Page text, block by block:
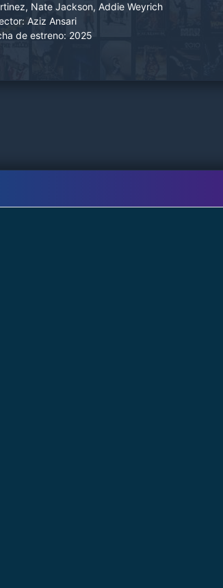
Nate Jackson, Addie Weyrich
Aziz Ansari
de estreno: 2025